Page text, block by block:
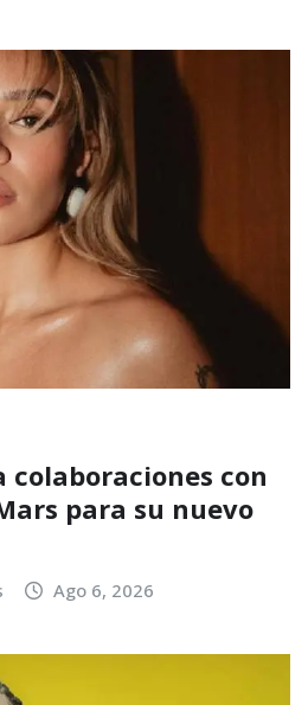
colaboraciones con
para su nuevo
Ago 6, 2026